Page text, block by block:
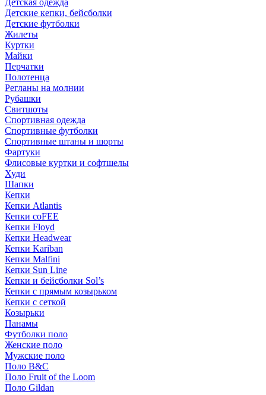
Детская одежда
Детские кепки, бейсболки
Детские футболки
Жилеты
Куртки
Майки
Перчатки
Полотенца
Регланы на молнии
Рубашки
Свитшоты
Спортивная одежда
Спортивные футболки
Спортивные штаны и шорты
Фартуки
Флисовые куртки и софтшелы
Худи
Шапки
Кепки
Кепки Atlantis
Кепки coFEE
Кепки Floyd
Кепки Headwear
Кепки Kariban
Кепки Malfini
Кепки Sun Line
Кепки и бейсболки Sol’s
Кепки с прямым козырьком
Кепки с сеткой
Козырьки
Панамы
Футболки поло
Женские поло
Мужские поло
Поло B&C
Поло Fruit of the Loom
Поло Gildan